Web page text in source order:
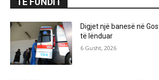
Digjet një banesë në
të lënduar
6 Gusht, 2026